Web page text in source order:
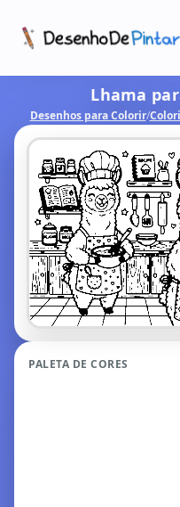
Coletâneas de
Colorir Online
CRIAR COM IA!
Lhama
Desenhos para Colorir/
PALETA DE CORES